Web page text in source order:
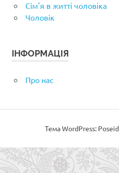
Сім'я в житті чоловіка
Чоловік
ІНФОРМАЦІЯ
Про нас
Тема WordPress: